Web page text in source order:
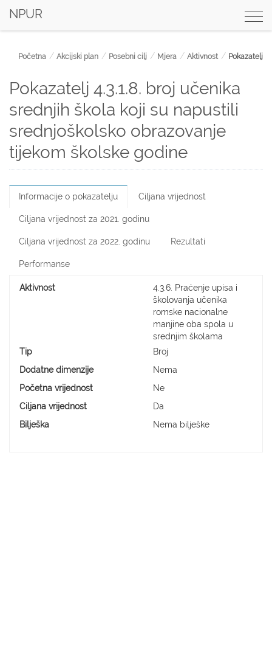
NPUR
Početna Akcijski plan Posebni cilj Mjera Aktivnost Pokazatelj
Pokazatelj 4.3.1.8. broj učenika
srednjih škola koji su napustili
srednjoškolsko obrazovanje
tijekom školske godine
Informacije o pokazatelju Ciljana vrijednost
Ciljana vrijednost za 2021. godinu
Ciljana vrijednost za 2022. godinu Rezultati
Performanse
Aktivnost
4.3.6. Praćenje upisa i
školovanja učenika
romske nacionalne
manjine oba spola u
srednjim školama
Tip
Broj
Dodatne dimenzije
Nema
Početna vrijednost
Ne
Ciljana vrijednost
Da
Bilješka
Nema bilješke